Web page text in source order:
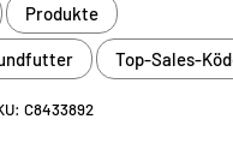
Produkte
Top-Sales-
C8433892